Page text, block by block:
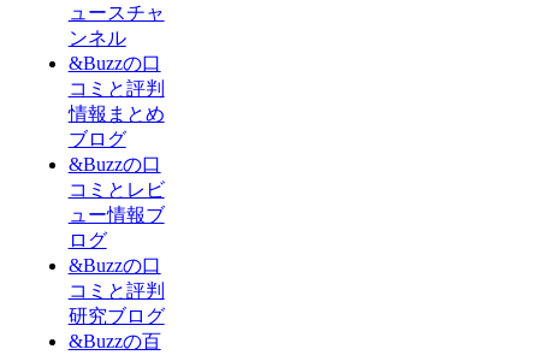
ュースチャ
ンネル
&Buzzの口
コミと評判
情報まとめ
ブログ
&Buzzの口
コミとレビ
ュー情報ブ
ログ
&Buzzの口
コミと評判
研究ブログ
&Buzzの百